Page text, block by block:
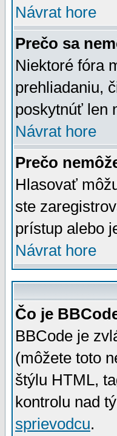
Návrat hore
Prečo sa
Niektoré fóra
prehliadaniu,
poskytnúť len
Návrat hore
Prečo
Hlasovať
ste
prístup alebo
Návrat hore
Čo je
BBCode je
(môžete toto
štýlu HTML,
kontrolu nad
sprievodcu.